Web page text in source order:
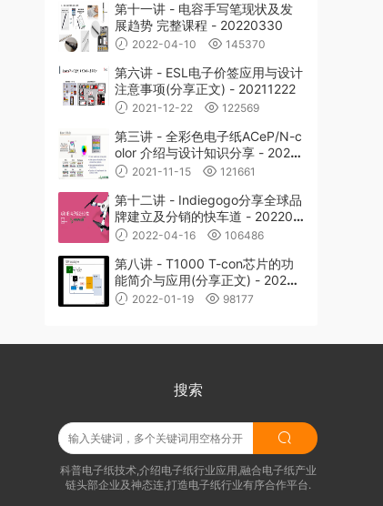
第十一讲 - 电容手写笔现状及发
展趋势 完整课程 - 20220330
2022-04-10 145370
第六讲 - ESL电子价签应用与设计
注意事项(分享正文) - 20211222
2021-12-22 122569
第三讲 - 全彩色电子纸ACeP/N-c
olor 介绍与设计知识分享 - 20211
0272021-11-15 121661
第十二讲 - Indiegogo分享全球品
牌建立及分销的快车道 - 202204
13 2022-04-16 106486
第八讲 - T1000 T-con芯片的功
能简介与应用(分享正文) - 20220
1192022-01-19 98177
搜索
科普电子纸技术,介绍电子纸行业应用,融合电子纸产业
链头部企业及神态连,打造电子纸行业有序合作平台.